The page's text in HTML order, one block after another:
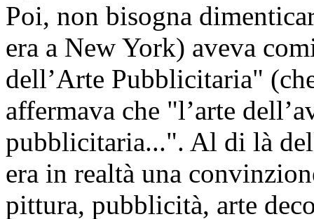
Poi, non bisogna
era a New York) aveva
dell’Arte Pubblicitaria"
affermava che "l’arte
pubblicitaria...". Al di là
era in realtà una
pittura, pubblicità, arte